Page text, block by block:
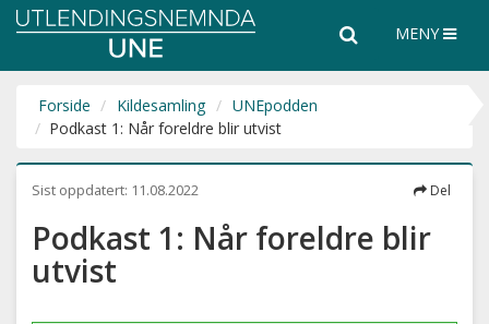
Utlendingsnemnda
hele
Søk MENY
Forside Kildesamling
UNEpodden
Podkast 1: Når foreldre blir utvist
Sist oppdatert: 11.08.2022 Del
Podkast 1: Når foreldre blir
utvist